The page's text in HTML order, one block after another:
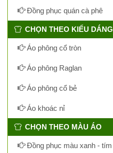
Đồng phục quán cà phê
CHỌN THEO KIỂU DÁNG
Áo phông cổ tròn
Áo phông Raglan
Áo phông cổ bẻ
Áo khoác nỉ
CHỌN THEO MÀU ÁO
Đồng phục màu xanh - tím